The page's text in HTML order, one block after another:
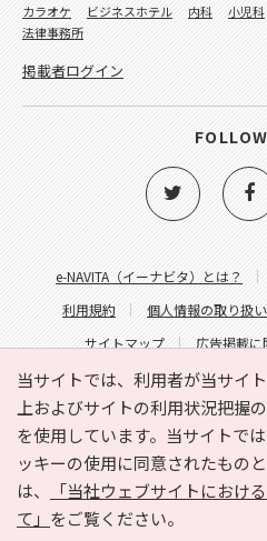
当サイトでは、利用者が当サイ
上およびサイトの利用状況把握
を使用しています。当サイトで
ッキーの使用に同意されたもの
は、
「当社ウェブサイトにおけ
て」 をご覧ください。
e-NAVITA（イーナビタ）とは？
利用規約
個人情報の取り扱
サイトマップ
広告掲載
サイトの内容に関
カラオケ
ビジネスホテル 内科 小児科
法律事務所
掲載者ログイン
Copyright ©